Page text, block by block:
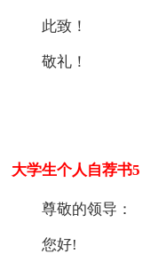
此致！
敬礼！
大学生个人自荐书5
尊敬的领导：
您好!